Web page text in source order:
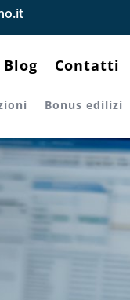
Blog Contatti
Bonus edilizi